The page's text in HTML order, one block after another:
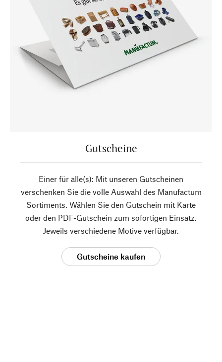
Gutscheine
Einer für alle(s): Mit unseren Gutscheinen
verschenken Sie die volle Auswahl des Manufactum
Sortiments. Wählen Sie den Gutschein mit Karte
oder den PDF-Gutschein zum sofortigen Einsatz.
Jeweils verschiedene Motive verfügbar.
Gutscheine kaufen